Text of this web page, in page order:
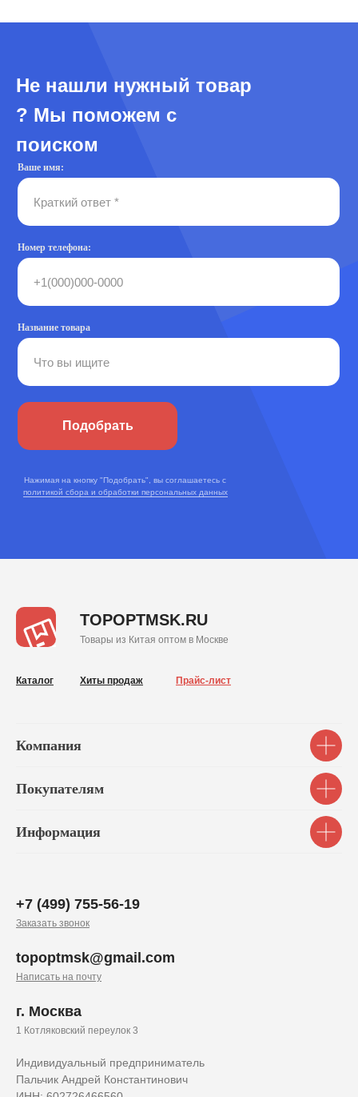
Не нашли нужный товар
? Мы поможем с
поиском
Ваше имя:
Номер телефона:
Название товара
Подобрать
Нажимая на кнопку "Подобрать", вы соглашаетесь с
политикой сбора и обработки персональных данных
Каталог Хиты продаж Прайс-лист
TOPOPTMSK.RU
Товары из Китая оптом в Москве
Компания
Покупателям
Информация
Индивидуальный предприниматель
Пальчик Андрей Константинович
+7 (499) 755-56-19
Заказать звонок
topoptmsk@gmail.com
Написать на почту
г. Москва
1 Котляковский переулок 3